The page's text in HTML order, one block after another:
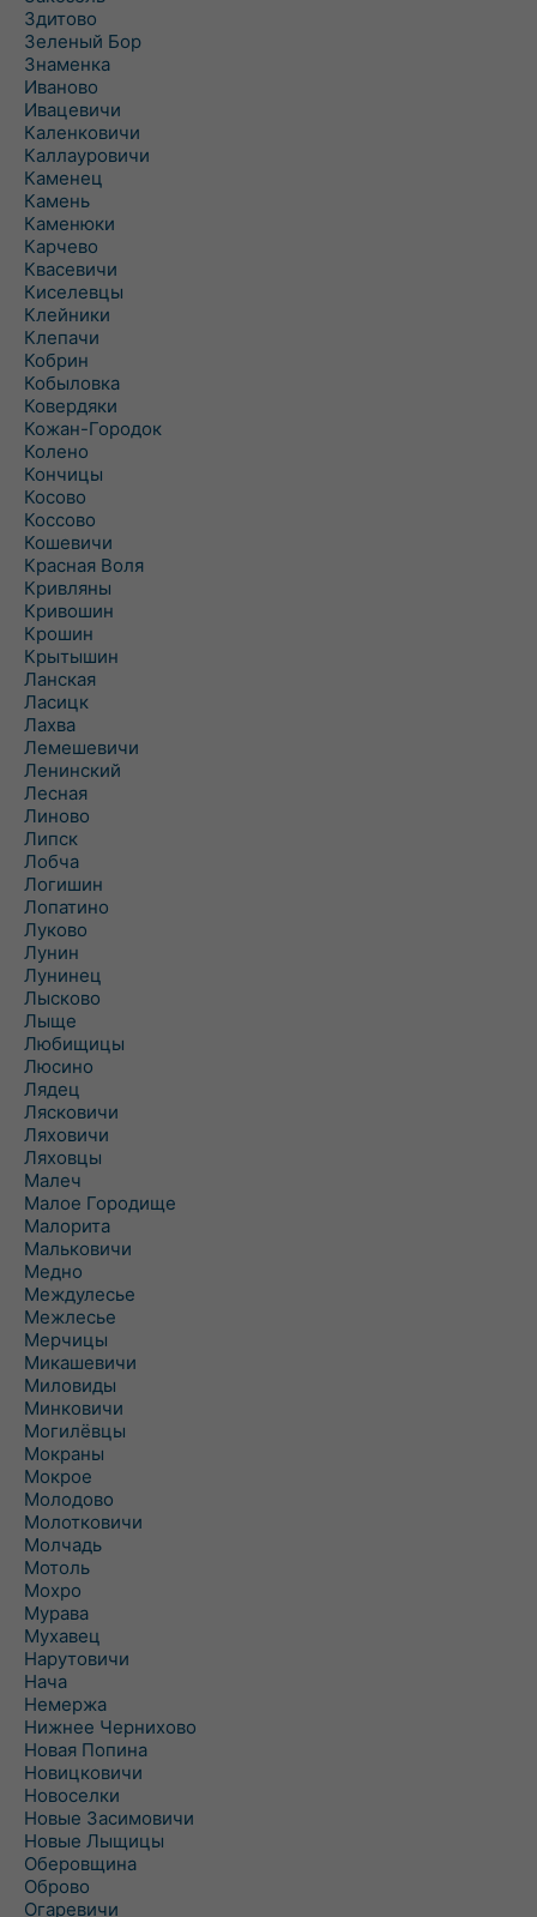
Здитово
Зеленый Бор
Знаменка
Иваново
Ивацевичи
Каленковичи
Каллауровичи
Каменец
Камень
Каменюки
Карчево
Квасевичи
Киселевцы
Клейники
Клепачи
Кобрин
Кобыловка
Ковердяки
Кожан-Городок
Колено
Кончицы
Косово
Коссово
Кошевичи
Красная Воля
Кривляны
Кривошин
Крошин
Крытышин
Ланская
Ласицк
Лахва
Лемешевичи
Ленинский
Лесная
Линово
Липск
Лобча
Логишин
Лопатино
Луково
Лунин
Лунинец
Лысково
Лыще
Любищицы
Люсино
Лядец
Лясковичи
Ляховичи
Ляховцы
Малеч
Малое Городище
Малорита
Мальковичи
Медно
Междулесье
Межлесье
Мерчицы
Микашевичи
Миловиды
Минковичи
Могилёвцы
Мокраны
Мокрое
Молодово
Молотковичи
Молчадь
Мотоль
Мохро
Мурава
Мухавец
Нарутовичи
Нача
Немержа
Нижнее Чернихово
Новая Попина
Новицковичи
Новоселки
Новые Засимовичи
Новые Лыщицы
Оберовщина
Оброво
Огаревичи